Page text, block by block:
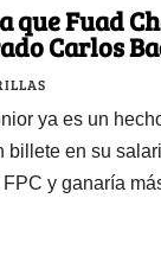
que Fuad
Carlos
ya es un
billete en su
FPC y ganaría